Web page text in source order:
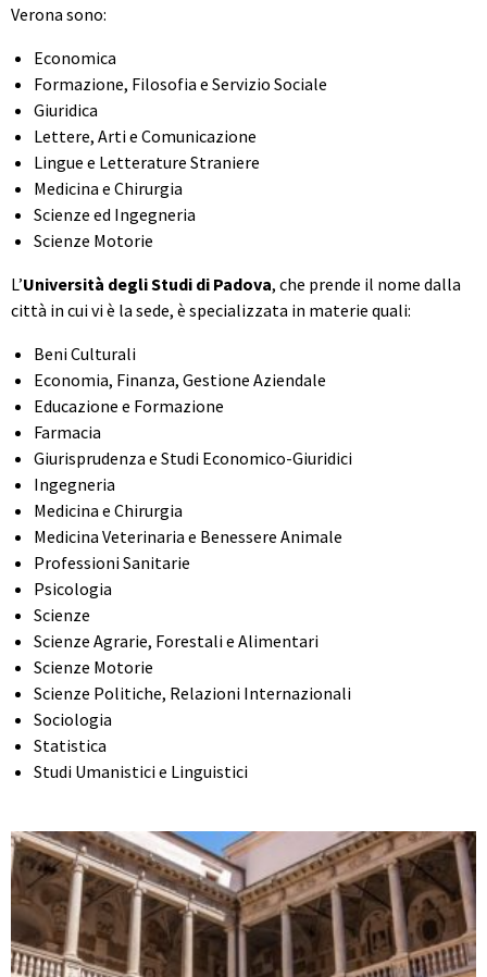
Verona sono:
Economica
Formazione, Filosofia e Servizio Sociale
Giuridica
Lettere, Arti e Comunicazione
Lingue e Letterature Straniere
Medicina e Chirurgia
Scienze ed Ingegneria
Scienze Motorie
L’Università degli Studi di Padova, che prende il nome dalla
città in cui vi è la sede, è specializzata in materie quali:
Beni Culturali
Economia, Finanza, Gestione Aziendale
Educazione e Formazione
Farmacia
Giurisprudenza e Studi Economico-Giuridici
Ingegneria
Medicina e Chirurgia
Medicina Veterinaria e Benessere Animale
Professioni Sanitarie
Psicologia
Scienze
Scienze Agrarie, Forestali e Alimentari
Scienze Motorie
Scienze Politiche, Relazioni Internazionali
Sociologia
Statistica
Studi Umanistici e Linguistici